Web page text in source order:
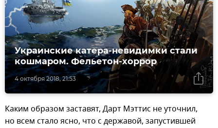
4 октября 2018, 21:53
Украинские катера-невидимки стали
кошмаром. Фельетон-хоррор
Каким образом заставят, Дарт Мэттис не уточнил,
но всем стало ясно, что с державой, запустившей